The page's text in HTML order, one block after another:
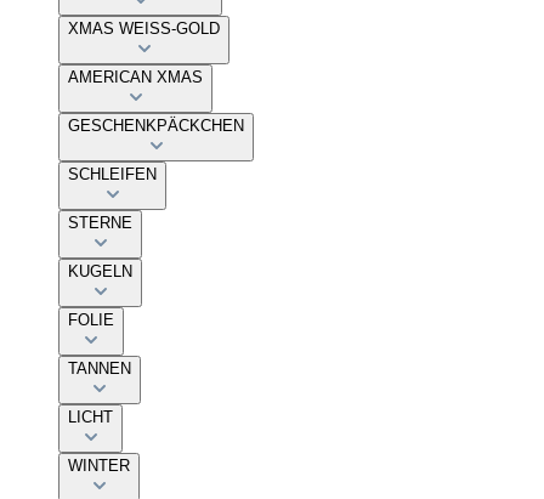
XMAS WEISS-GOLD
AMERICAN XMAS
GESCHENKPÄCKCHEN
SCHLEIFEN
STERNE
KUGELN
FOLIE
TANNEN
LICHT
WINTER